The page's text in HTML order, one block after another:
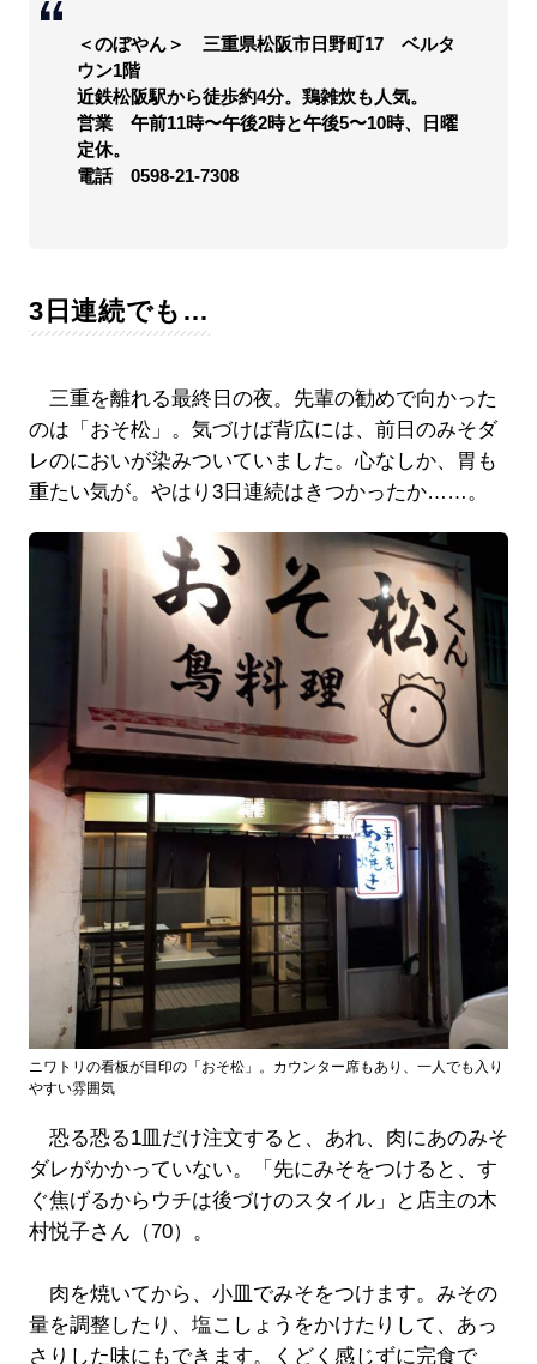
＜のぼやん＞ 三重県松阪市日野町17 ベルタ
ウン1階
近鉄松阪駅から徒歩約4分。鶏雑炊も人気。
営業 午前11時〜午後2時と午後5〜10時、日曜
定休。
電話 0598-21-7308
3日連続でも…
三重を離れる最終日の夜。先輩の勧めで向かった
のは「おそ松」。気づけば背広には、前日のみそダ
レのにおいが染みついていました。心なしか、胃も
重たい気が。やはり3日連続はきつかったか……。
ニワトリの看板が目印の「おそ松」。カウンター席もあり、一人でも入り
やすい雰囲気
恐る恐る1皿だけ注文すると、あれ、肉にあのみそ
ダレがかかっていない。「先にみそをつけると、す
ぐ焦げるからウチは後づけのスタイル」と店主の木
村悦子さん（70）。
肉を焼いてから、小皿でみそをつけます。みその
量を調整したり、塩こしょうをかけたりして、あっ
さりした味にもできます。くどく感じずに完食で